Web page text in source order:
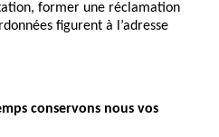
former une réclamation
figurent à l’adresse
conservons nous vos